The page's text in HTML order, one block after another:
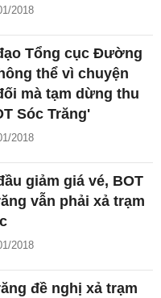
2018
Tổng cục Đường
thể vì chuyện
mà tạm dừng thu
Sóc Trăng'
2018
giảm giá vé, BOT
vẫn phải xả trạm
2018
đề nghị xả trạm